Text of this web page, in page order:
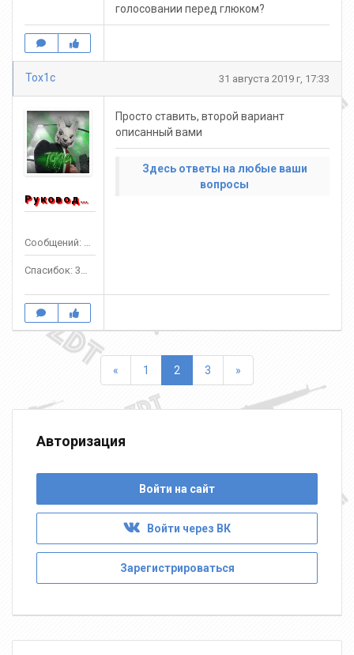
голосовании перед глюком?
Tox1c 31 августа 2019 г, 17:33
Руководитель
Сообщений: 1553
Спасибок: 3303
Просто ставить, второй вариант
описанный вами
Здесь ответы на любые ваши
вопросы
« Назад1 2 3 »
Авторизация
Войти на сайт
Войти через ВК
Зарегистрироваться